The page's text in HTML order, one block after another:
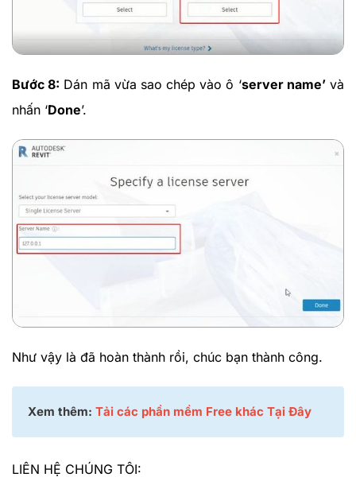
Bước 8: Dán mã vừa sao chép vào ô ‘server name’và
nhấn ‘Done’.
Như vậy là đã hoàn thành rồi, chúc bạn thành công.
Xem thêm: Tải các phần mềm Free khác Tại Đây
LIÊN HỆ CHÚNG TÔI: